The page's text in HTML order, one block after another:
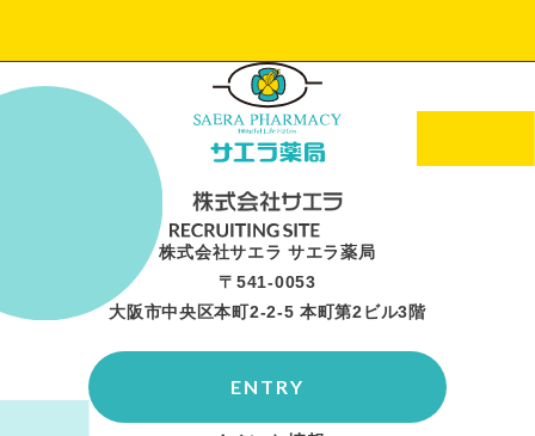
株式会社サエラ サエラ薬局
〒541-0053
大阪市中央区本町2-2-5 本町第2ビル3階
ENTRY